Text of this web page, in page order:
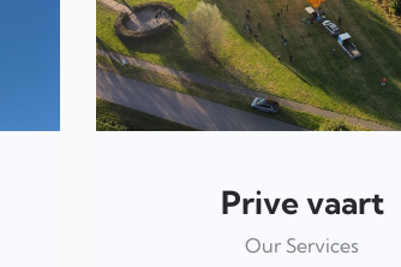
Prive vaart
Our Services